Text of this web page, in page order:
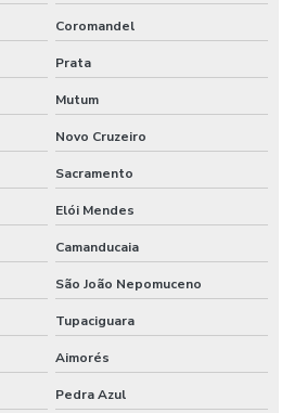
Máquinas
Mecânicos
De Ativos
Equipamentos Pesados
Indústrias
Coromandel
Prata
Mutum
Novo Cruzeiro
Sacramento
Elói Mendes
Camanducaia
São João Nepomuceno
Tupaciguara
Aimorés
Pedra Azul